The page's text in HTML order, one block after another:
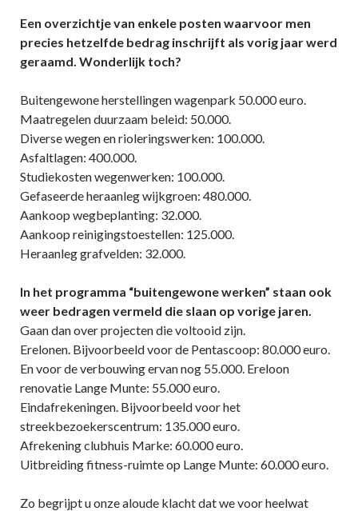
Een overzichtje van enkele posten waarvoor men
precies hetzelfde bedrag inschrijft als vorig jaar werd
geraamd. Wonderlijk toch?
Buitengewone herstellingen wagenpark 50.000 euro.
Maatregelen duurzaam beleid: 50.000.
Diverse wegen en rioleringswerken: 100.000.
Asfaltlagen: 400.000.
Studiekosten wegenwerken: 100.000.
Gefaseerde heraanleg wijkgroen: 480.000.
Aankoop wegbeplanting: 32.000.
Aankoop reinigingstoestellen: 125.000.
Heraanleg grafvelden: 32.000.
In het programma “buitengewone werken” staan ook
weer bedragen vermeld die slaan op vorige jaren.
Gaan dan over projecten die voltooid zijn.
Erelonen. Bijvoorbeeld voor de Pentascoop: 80.000 euro.
En voor de verbouwing ervan nog 55.000. Ereloon
renovatie Lange Munte: 55.000 euro.
Eindafrekeningen. Bijvoorbeeld voor het
streekbezoekerscentrum: 135.000 euro.
Afrekening clubhuis Marke: 60.000 euro.
Uitbreiding fitness-ruimte op Lange Munte: 60.000 euro.
Zo begrijpt u onze aloude klacht dat we voor heelwat